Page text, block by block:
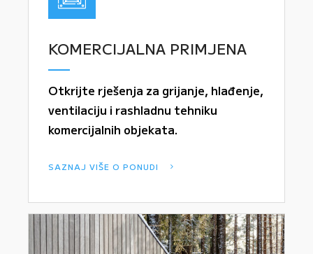
KOMERCIJALNA PRIMJENA
Otkrijte rješenja za grijanje, hlađenje,
ventilaciju i rashladnu tehniku
komercijalnih objekata.
SAZNAJ VIŠE O PONUDI